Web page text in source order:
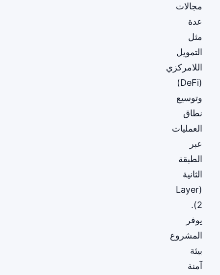
مجالات
عدة
مثل
التمويل
اللامركزي
(DeFi)
وتوسيع
نطاق
العمليات
عبر
الطبقة
الثانية
(Layer
2).
يوفر
المشروع
بيئة
آمنة